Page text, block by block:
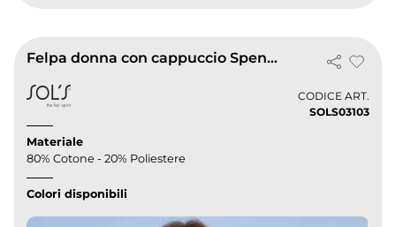
Felpa donna con cappuccio Spencer Women
CODICE ART.
SOLS03103
Materiale
80% Cotone - 20% Poliestere
Colori disponibili